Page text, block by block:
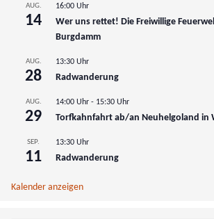
AUG.
14
16:00 Uhr
Wer uns rettet! Die Freiwillige
Burgdamm
AUG.
28
13:30 Uhr
Radwanderung
AUG.
29
14:00 Uhr - 15:30 Uhr
Torfkahnfahrt ab/an Neuhelgoland in
SEP.
11
13:30 Uhr
Radwanderung
Kalender anzeigen